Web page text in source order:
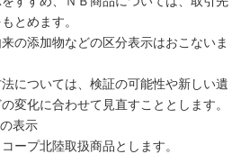
とめます。
の添加物などの区分表示はおこないま
については、検証の可能性や新しい遺
変化に合わせて見直すこととします。
表示
ープ北陸取扱商品とします。